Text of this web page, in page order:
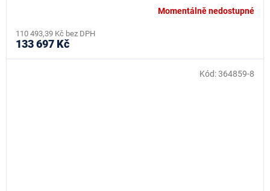
Momentálně nedostupné
110 493,39 Kč bez DPH
133 697 Kč
Kód:364859-8